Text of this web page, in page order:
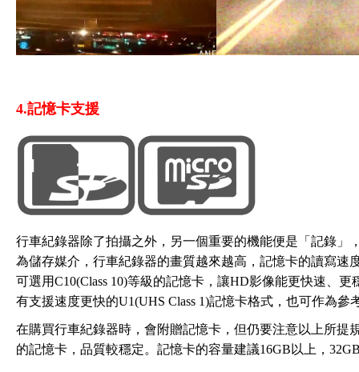
4.記憶卡支援
行車紀錄器除了拍攝之外，另一個重要的機能便是「記錄」
為儲存媒介，行車紀錄器的畫質越來越高，記憶卡的讀寫速
可選用C10(Class 10)等級的記憶卡，讓HD影像能更快速、
有支援速度更快的U1(UHS Class 1)記憶卡格式，也可作為參
在購買行車紀錄器時，會附贈記憶卡，但仍要注意以上所提
的記憶卡，品質較穩定。記憶卡的容量建議16GB以上，